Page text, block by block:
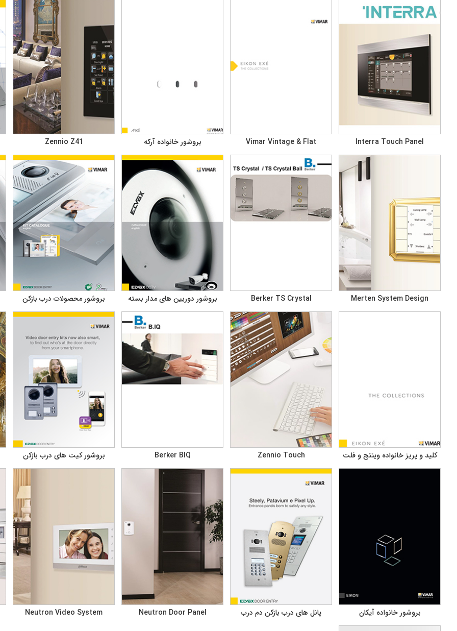
Interra Touch Panel
Vimar Vintage & Flat بروشور خانواده آرکه Zennio Z41
Merten System Design
Berker TS Crystal بروشور دوربین های مدار بسته بروشور محصولات درب بازکن
کلید و پریز خانواده وینتج و فلت Zennio Touch
Berker BIQ بروشور کیت های درب بازکن
بروشور خانواده آیکان پانل های درب بازکن دم درب Neutron Door Panel
Neutron Video System